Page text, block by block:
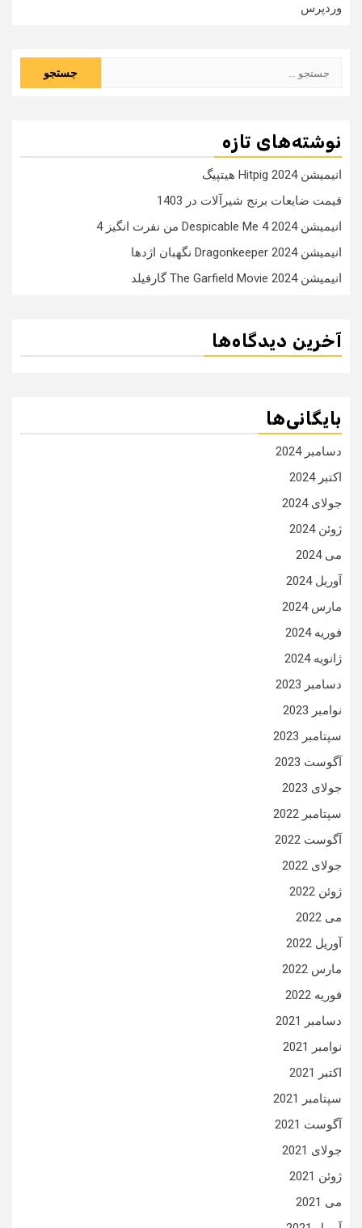
وردپرس
نوشته‌های تازه
انیمیشن Hitpig 2024 هیتپیگ
قیمت ضایعات برنج شیرآلات در 1403
انیمیشن Despicable Me 4 2024 من نفرت انگیز 4
انیمیشن Dragonkeeper 2024 نگهبان اژدها
انیمیشن The Garfield Movie 2024 گارفیلد
آخرین دیدگاه‌ها
بایگانی‌ها
دسامبر 2024
اکتبر 2024
جولای 2024
ژوئن 2024
می 2024
آوریل 2024
مارس 2024
فوریه 2024
ژانویه 2024
دسامبر 2023
نوامبر 2023
سپتامبر 2023
آگوست 2023
جولای 2023
سپتامبر 2022
آگوست 2022
جولای 2022
ژوئن 2022
می 2022
آوریل 2022
مارس 2022
فوریه 2022
دسامبر 2021
نوامبر 2021
اکتبر 2021
سپتامبر 2021
آگوست 2021
جولای 2021
ژوئن 2021
می 2021